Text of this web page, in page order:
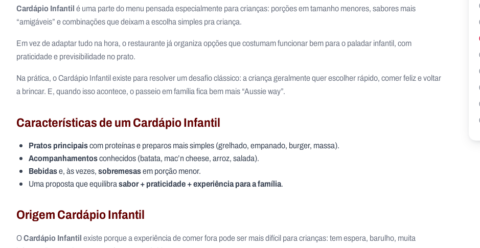
Cardápio Infantilé uma parte do menu pensada especialmente para crianças: porções em tamanho menores, sabores mais
“amigáveis” e combinações que deixam a escolha simples pra criança.
Em vez de adaptar tudo na hora, o restaurante já organiza opções que costumam funcionar bem para o paladar infantil, com
praticidade e previsibilidade no prato.
Na prática, o Cardápio Infantil existe para resolver um desafio clássico: a criança geralmente quer escolher rápido, comer feliz e voltar
a brincar. E, quando isso acontece, o passeio em família fica bem mais “Aussie way”.
Características de um Cardápio Infantil
Pratos principaiscom proteínas e preparos mais simples (grelhado, empanado, burger, massa).
Acompanhamentosconhecidos (batata, mac’n cheese, arroz, salada).
Bebidase, às vezes,sobremesasem porção menor.
Uma proposta que equilibrasabor + praticidade + experiência para a família.
Origem Cardápio Infantil
OCardápio Infantilexiste porque a experiência de comer fora pode ser mais difícil para crianças: tem espera, barulho, muita